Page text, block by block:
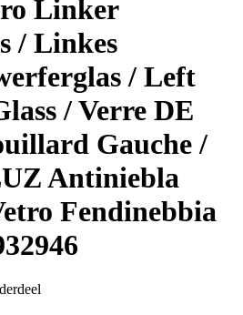
Linker
/ Linkes
/ Left
/ Verre DE
Gauche /
Antiniebla
Fendinebbia